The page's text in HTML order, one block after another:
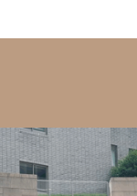
ーチからライフ